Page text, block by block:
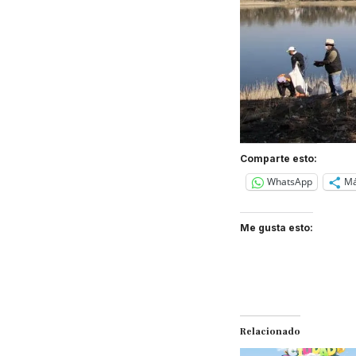
Comparte esto:
WhatsApp
Me gusta esto:
Relacionado